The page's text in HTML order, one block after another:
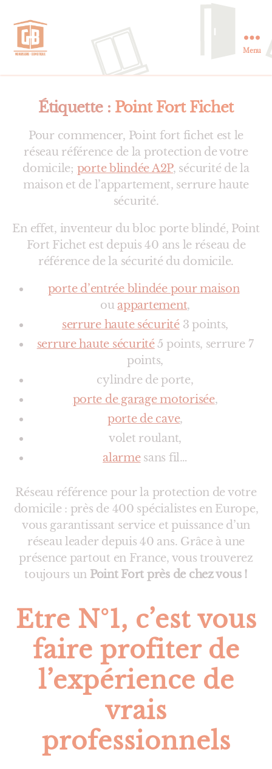
Menuiserie
Domotique
Essonne
Menu
Étiquette : Point Fort Fichet
Pour commencer, Point fort fichet est le
réseau référence de la protection de votre
domicile; porte blindée A2P, sécurité de la
maison et de l’appartement, serrure haute
sécurité.
En effet, inventeur du bloc porte blindé, Point
Fort Fichet est depuis 40 ans le réseau de
référence de la sécurité du domicile.
porte d’entrée blindée pour maison
ou appartement,
serrure haute sécurité3 points,
serrure haute sécurité5 points, serrure 7
points,
cylindre de porte,
porte de garagemotorisée,
porte de cave,
volet roulant,
alarmesans fil…
Réseau référence pour la protection de votre
domicile : près de 400 spécialistes en Europe,
vous garantissant service et puissance d’un
réseau leader depuis 40 ans. Grâce à une
présence partout en France, vous trouverez
toujours un Point Fort près de chez vous !
Etre N°1, c’est vous
faire profiter de
l’expérience de
vrais
professionnels